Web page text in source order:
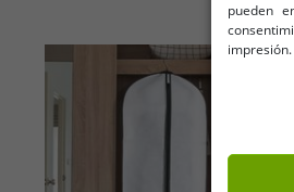
pueden
impresión.